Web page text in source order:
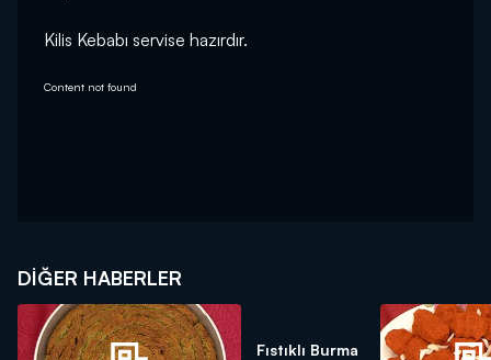
Kilis Kebabı servise hazırdır.
Content not found
DIĞER HABERLER
Fıstıklı Burma